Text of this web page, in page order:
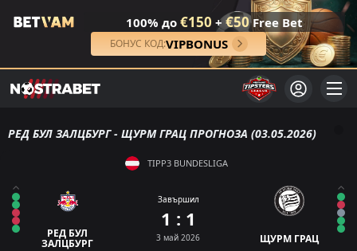
100% до €150 + €50Free Bet
БОНУС КОД:VIPBONUS
РЕД БУЛ ЗАЛЦБУРГ - ЩУРМ ГРАЦ ПРОГНОЗА (03.05.2026)
TIPP3 BUNDESLIGA
РЕД БУЛ
ЗАЛЦБУРГ
Завършил
1 : 1
3 май 2026 ЩУРМ ГРАЦ